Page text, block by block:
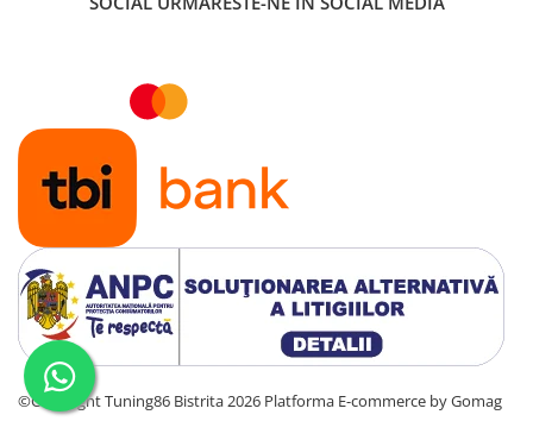
©Copyright Tuning86 Bistrita 2026 Platforma E-commerce by Gomag